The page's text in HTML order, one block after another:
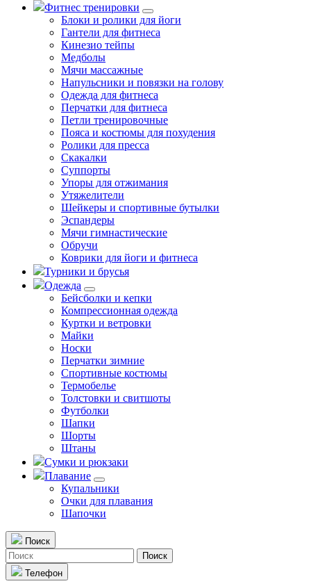
Фитнес тренировки
Блоки и ролики для йоги
Гантели для фитнеса
Кинезио тейпы
Медболы
Мячи массажные
Напульсники и повязки на голову
Одежда для фитнеса
Перчатки для фитнеса
Петли тренировочные
Пояса и костюмы для похудения
Ролики для пресса
Скакалки
Суппорты
Упоры для отжимания
Утяжелители
Шейкеры и спортивные бутылки
Эспандеры
Мячи гимнастические
Обручи
Коврики для йоги и фитнеса
Турники и брусья
Одежда
Бейсболки и кепки
Компрессионная одежда
Куртки и ветровки
Майки
Носки
Перчатки зимние
Спортивные костюмы
Термобелье
Толстовки и свитшоты
Футболки
Шапки
Шорты
Штаны
Сумки и рюкзаки
Плавание
Купальники
Очки для плавания
Шапочки
Поиск
Поиск
Телефон